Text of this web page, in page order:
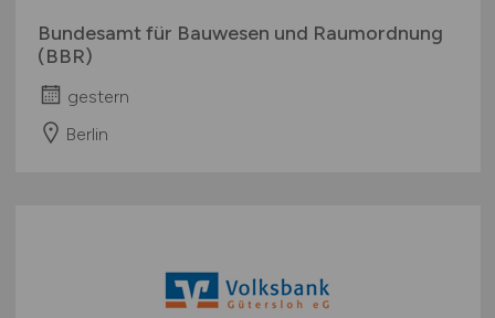
Bundesamt für Bauwesen und Raumordnung
(BBR)
gestern
Berlin